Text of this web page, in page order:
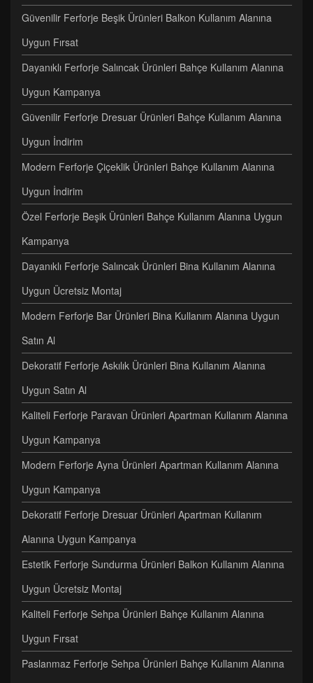
Güvenilir Ferforje Beşik Ürünleri Balkon Kullanım Alanına
Uygun Fırsat
Dayanıklı Ferforje Salıncak Ürünleri Bahçe Kullanım Alanına
Uygun Kampanya
Güvenilir Ferforje Dresuar Ürünleri Bahçe Kullanım Alanına
Uygun İndirim
Modern Ferforje Çiçeklik Ürünleri Bahçe Kullanım Alanına
Uygun İndirim
Özel Ferforje Beşik Ürünleri Bahçe Kullanım Alanına Uygun
Kampanya
Dayanıklı Ferforje Salıncak Ürünleri Bina Kullanım Alanına
Uygun Ücretsiz Montaj
Modern Ferforje Bar Ürünleri Bina Kullanım Alanına Uygun
Satın Al
Dekoratif Ferforje Askılık Ürünleri Bina Kullanım Alanına
Uygun Satın Al
Kaliteli Ferforje Paravan Ürünleri Apartman Kullanım Alanına
Uygun Kampanya
Modern Ferforje Ayna Ürünleri Apartman Kullanım Alanına
Uygun Kampanya
Dekoratif Ferforje Dresuar Ürünleri Apartman Kullanım
Alanına Uygun Kampanya
Estetik Ferforje Sundurma Ürünleri Balkon Kullanım Alanına
Uygun Ücretsiz Montaj
Kaliteli Ferforje Sehpa Ürünleri Bahçe Kullanım Alanına
Uygun Fırsat
Paslanmaz Ferforje Sehpa Ürünleri Bahçe Kullanım Alanına